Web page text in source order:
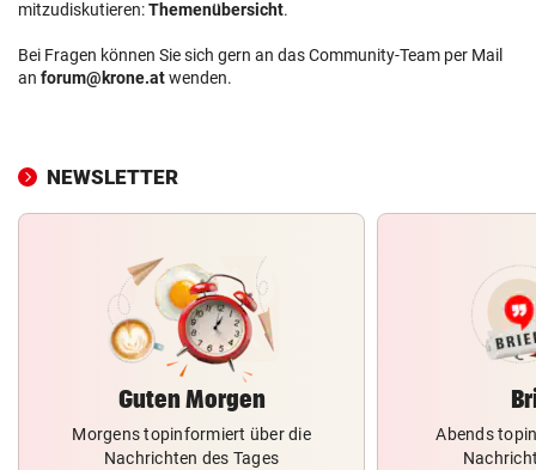
mitzudiskutieren:Themenübersicht.
Bei Fragen können Sie sich gern an das Community-Team per Mail
an forum@krone.atwenden.
NEWSLETTER
Guten Morgen
Morgens topinformiert über die
Nachrichten des Tages
Abends